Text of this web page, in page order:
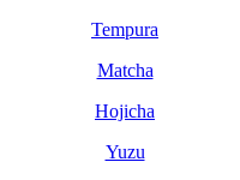
Tem­pura
Matcha
Hoji­cha
Yuzu